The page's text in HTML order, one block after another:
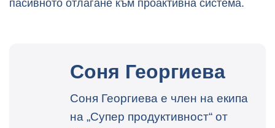
пасивното отлагане към проактивна система.
Соня Георгиева
Соня Георгиева е член на екипа
на „Супер продуктивност“ от